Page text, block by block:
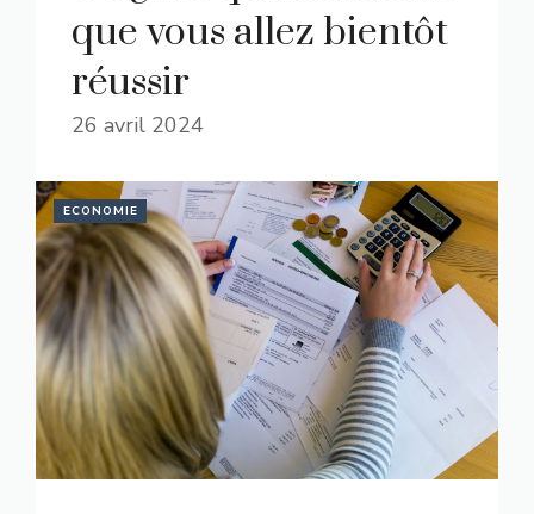
que vous allez bientôt
réussir
26 avril 2024
ECONOMIE